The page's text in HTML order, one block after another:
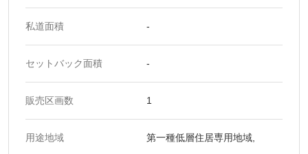
私道面積 -
セットバック面積 -
販売区画数 1
用途地域 第一種低層住居専用地域,